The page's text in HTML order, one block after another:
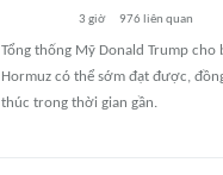
3 giờ 976 liên quan
Tổng thống Mỹ Donald Trump
Hormuz có thể sớm đạt được,
thúc trong thời gian gần.